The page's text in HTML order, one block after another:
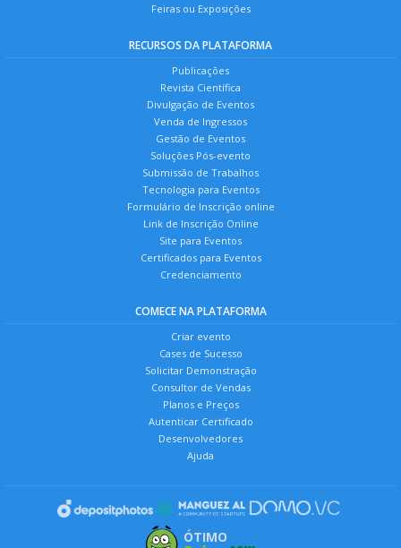
Feiras ou Exposições
RECURSOS DA PLATAFORMA
Publicações
Revista Científica
Divulgação de Eventos
Venda de Ingressos
Gestão de Eventos
Soluções Pós-evento
Submissão de Trabalhos
Tecnologia para Eventos
Formulário de Inscrição online
Link de Inscrição Online
Site para Eventos
Certificados para Eventos
Credenciamento
COMECE NA PLATAFORMA
Criar evento
Cases de Sucesso
Solicitar Demonstração
Consultor de Vendas
Planos e Preços
Autenticar Certificado
Desenvolvedores
Ajuda
ÓTIMO